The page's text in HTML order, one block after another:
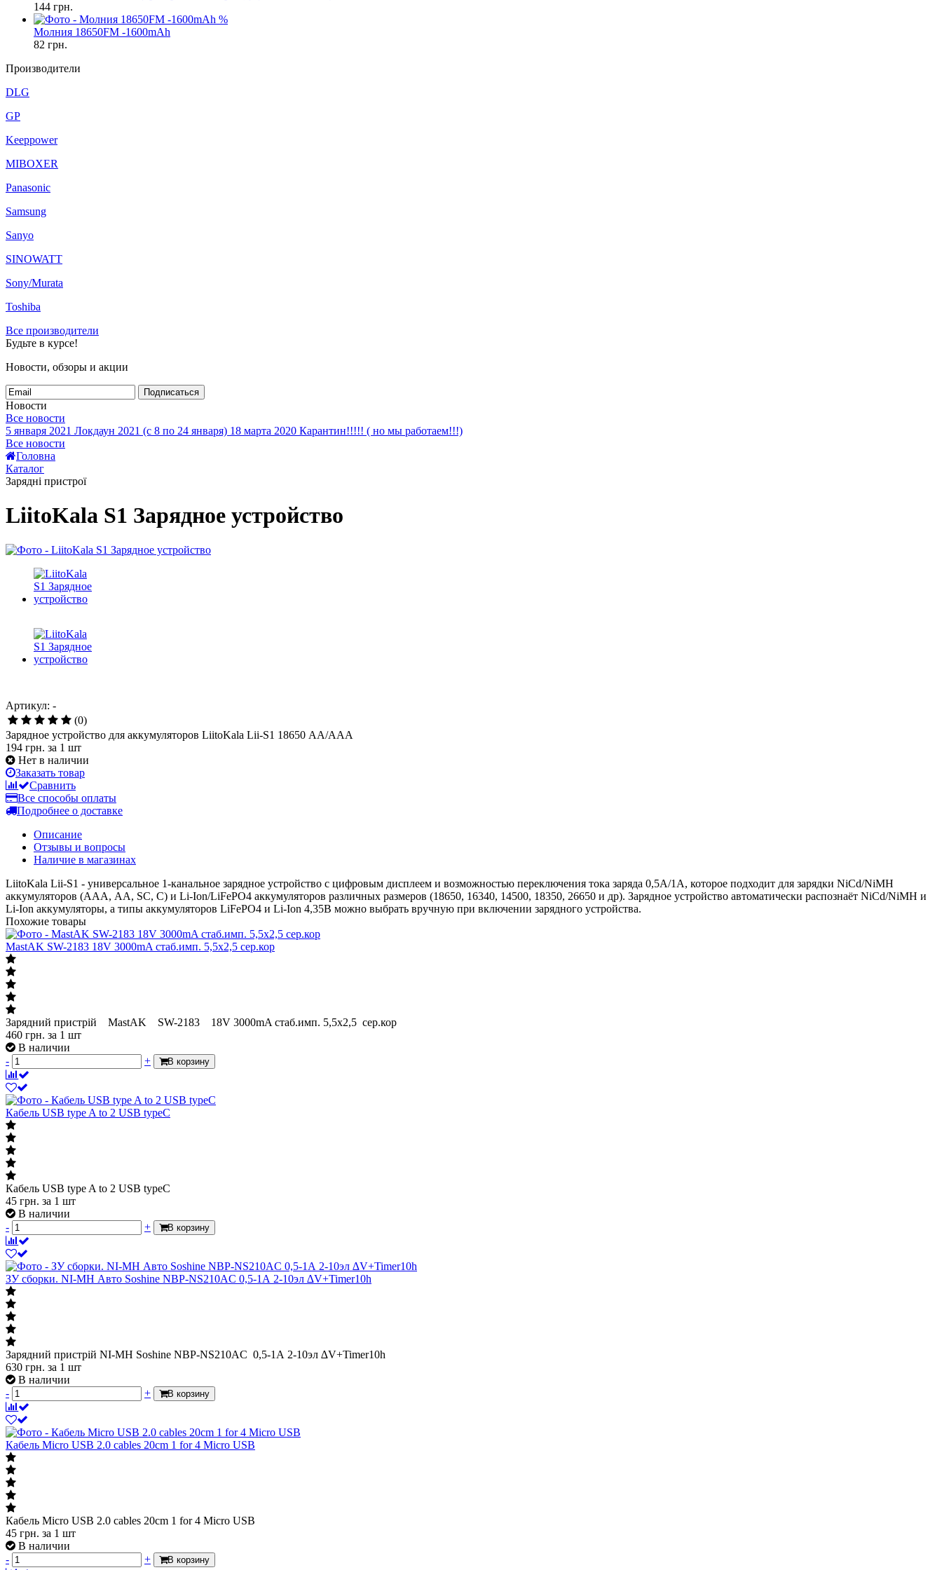
144 грн.
%
Молния 18650FM -1600mAh
82 грн.
Производители
DLG
GP
Keeppower
MIBOXER
Panasonic
Samsung
Sanyo
SINOWATT
Sony/Murata
Toshiba
Все производители
Будьте в курсе!
Новости, обзоры и акции
Подписаться
Новости
Все новости
5 января 2021 Локдаун 2021 (с 8 по 24 января) 18 марта 2020 Карантин!!!!! ( но мы работаем!!!)
Все новости
Головна
Каталог
Зарядні пристрої
LiitoKala S1 Зарядное устройство
Артикул: -
(0)
Зарядное устройство для аккумуляторов LiitoKala Lii-S1 18650 АА/ААА
194 грн. за 1 шт
Нет в наличии
Заказать товар
Сравнить
Все способы оплаты
Подробнее о доставке
Описание
Отзывы и вопросы
Наличие в магазинах
LiitoKala Lii-S1 - универсальное 1-канальное зарядное устройство с цифровым дисплеем и возможностью переключения тока заряда 0,5А/1А, которое подходит для зарядки NiCd/NiMH
аккумуляторов (ААА, АА, SC, C) и Li-Ion/LiFePO4 аккумуляторов различных размеров (18650, 16340, 14500, 18350, 26650 и др). Зарядное устройство автоматически распознаёт NiCd/NiMH и
Li-Ion аккумуляторы, а типы аккумуляторов LiFePO4 и Li-Ion 4,35В можно выбрать вручную при включении зарядного устройства.
Похожие товары
MastAK SW-2183 18V 3000mA стаб.имп. 5,5x2,5 сер.кор
Зарядний пристрій MastAK SW-2183 18V 3000mA стаб.имп. 5,5x2,5 сер.кор
460 грн. за 1 шт
В наличии
-
+ В корзину
Кабель USB type A to 2 USB typeC
Кабель USB type A to 2 USB typeC
45 грн. за 1 шт
В наличии
-
+ В корзину
ЗУ сборки. NI-MH Авто Soshine NBP-NS210AC 0,5-1А 2-10эл ∆V+Timer10h
Зарядний пристрій NI-MH Soshine NBP-NS210AC 0,5-1А 2-10эл ∆V+Timer10h
630 грн. за 1 шт
В наличии
-
+ В корзину
Кабель Micro USB 2.0 cables 20cm 1 for 4 Micro USB
Кабель Micro USB 2.0 cables 20cm 1 for 4 Micro USB
45 грн. за 1 шт
В наличии
-
+ В корзину